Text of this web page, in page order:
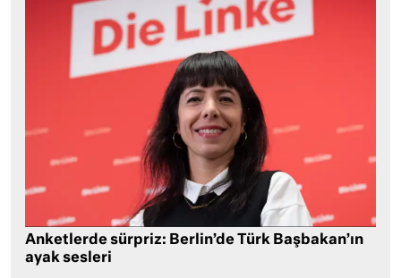
Anketlerde sürpriz: Berlin’de Türk Başbakan’ın
ayak sesleri